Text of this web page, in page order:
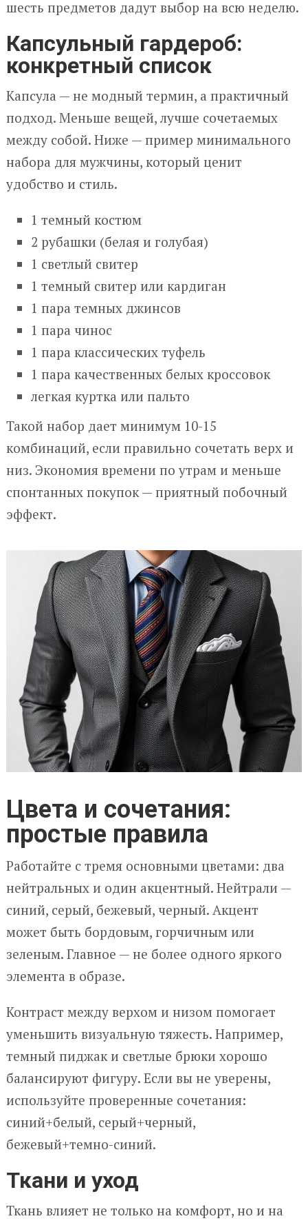
шесть предметов дадут выбор на всю неделю.
Капсульный гардероб:
конкретный список
Капсула — не модный термин, а практичный
подход. Меньше вещей, лучше сочетаемых
между собой. Ниже — пример минимального
набора для мужчины, который ценит
удобство и стиль.
1 темный костюм
2 рубашки (белая и голубая)
1 светлый свитер
1 темный свитер или кардиган
1 пара темных джинсов
1 пара чинос
1 пара классических туфель
1 пара качественных белых кроссовок
легкая куртка или пальто
Такой набор дает минимум 10-15
комбинаций, если правильно сочетать верх и
низ. Экономия времени по утрам и меньше
спонтанных покупок — приятный побочный
эффект.
Цвета и сочетания:
простые правила
Работайте с тремя основными цветами: два
нейтральных и один акцентный. Нейтрали —
синий, серый, бежевый, черный. Акцент
может быть бордовым, горчичным или
зеленым. Главное — не более одного яркого
элемента в образе.
Контраст между верхом и низом помогает
уменьшить визуальную тяжесть. Например,
темный пиджак и светлые брюки хорошо
балансируют фигуру. Если вы не уверены,
используйте проверенные сочетания:
синий+белый, серый+черный,
бежевый+темно-синий.
Ткани и уход
Ткань влияет не только на комфорт, но и на